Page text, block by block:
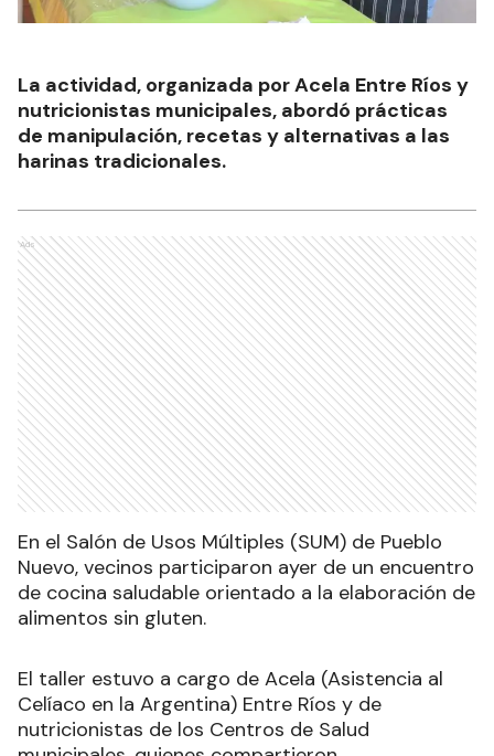
La actividad, organizada por Acela Entre Ríos y
nutricionistas municipales, abordó prácticas
de manipulación, recetas y alternativas a las
harinas tradicionales.
Ads
En el Salón de Usos Múltiples (SUM) de Pueblo
Nuevo, vecinos participaron ayer de un encuentro
de cocina saludable orientado a la elaboración de
alimentos sin gluten.
El taller estuvo a cargo de Acela (Asistencia al
Celíaco en la Argentina) Entre Ríos y de
nutricionistas de los Centros de Salud